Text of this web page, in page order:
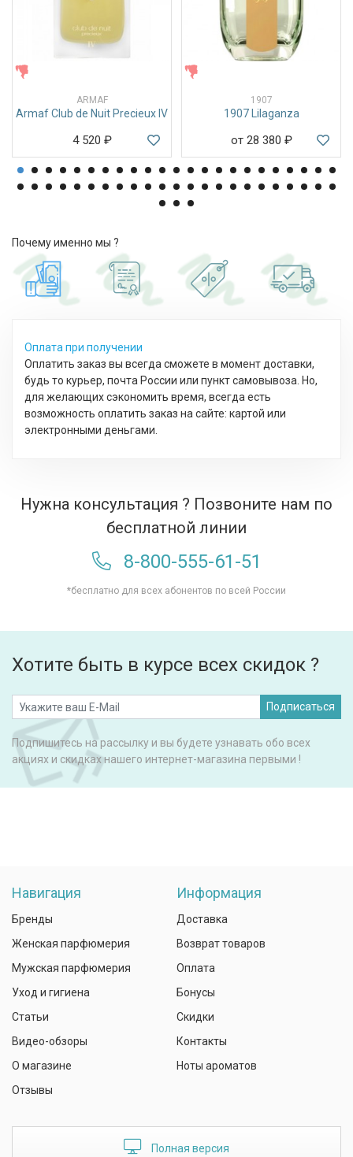
ARMAF
Armaf Club de Nuit Precieux IV
4 520 ₽
1907
1907 Lilaganza
от 28 380 ₽
Почему именно мы ?
Оплата при получении
Оплатить заказ вы всегда сможете в момент доставки,
будь то курьер, почта России или пункт самовывоза. Но,
для желающих сэкономить время, всегда есть
возможность оплатить заказ на сайте: картой или
электронными деньгами.
Нужна консультация ? Позвоните нам по
бесплатной линии
8-800-555-61-51
*бесплатно для всех абонентов по всей России
Хотите быть в курсе всех скидок ?
Подписаться
Подпишитесь на рассылку и вы будете узнавать обо всех
акциях и скидках нашего интернет-магазина первыми !
Навигация
Бренды
Женская парфюмерия
Мужская парфюмерия
Уход и гигиена
Статьи
Видео-обзоры
О магазине
Отзывы
Информация
Доставка
Возврат товаров
Оплата
Бонусы
Скидки
Контакты
Ноты ароматов
Полная версия